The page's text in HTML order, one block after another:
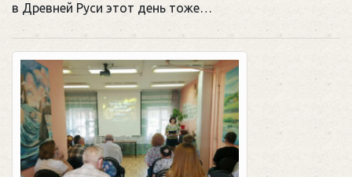
в Древней Руси этот день тоже…